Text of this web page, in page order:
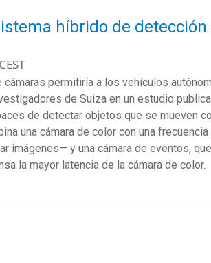
híbrido de
permitiría a los vehículos
de Suiza en un estudio
de detectar objetos que se mueven
una cámara de color con una
imágenes— y una cámara de eventos,
la mayor latencia de la cámara de color.